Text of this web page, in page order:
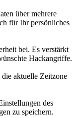
über mehrere
für Ihr persönliches
bei. Es verstärkt
Hackangriffe.
aktuelle Zeitzone
des
zu speichern.